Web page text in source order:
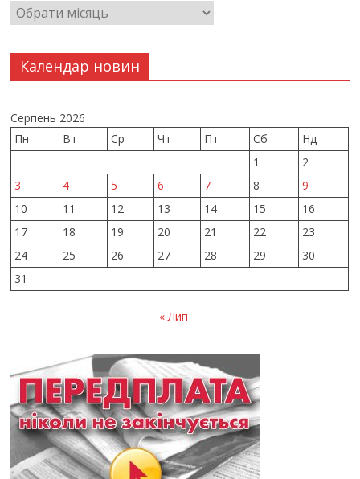
Календар новин
Серпень 2026
Пн
Вт Ср Чт Пт Сб
Нд
1
2
3
4 5 6 7 8
9
10
11 12 13 14 15
16
17
18 19 20 21 22
23
24
25 26 27 28 29
30
31
« Лип